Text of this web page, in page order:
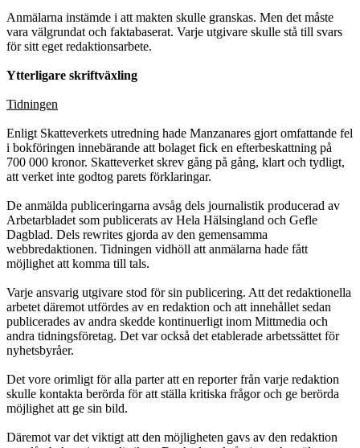
Anmälarna instämde i att makten skulle granskas. Men det måste
vara välgrundat och faktabaserat. Varje utgivare skulle stå till svars
för sitt eget redaktionsarbete.
Ytterligare skriftväxling
Tidningen
Enligt Skatteverkets utredning hade Manzanares gjort omfattande fel
i bok­föringen innebärande att bolaget fick en efterbeskattning på
700 000 kronor. Skatteverket skrev gång på gång, klart och tydligt,
att verket inte godtog parets förklaringar.
De anmälda publiceringarna avsåg dels journalistik producerad av
Arbetarbladet som publicerats av Hela Hälsingland och Gefle
Dagblad. Dels rewrites gjorda av den gemensamma
webbredaktionen. Tidningen vidhöll att anmälarna hade fått
möjlighet att komma till tals.
Varje ansvarig utgivare stod för sin publicering. Att det redaktionella
arbetet där­emot utfördes av en redaktion och att innehållet sedan
publicerades av andra skedde kontinuerligt inom Mittmedia och
andra tidningsföretag. Det var också det etablerade arbetssättet för
nyhetsbyråer.
Det vore orimligt för alla parter att en reporter från varje redaktion
skulle kon­takta berörda för att ställa kritiska frågor och ge berörda
möjlighet att ge sin bild.
Däremot var det viktigt att den möjligheten gavs av den redaktion